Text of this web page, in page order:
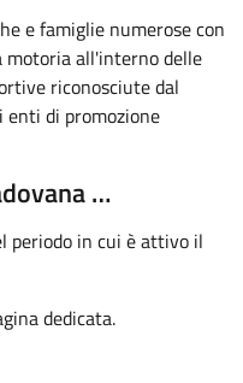
e famiglie numerose con
motoriaall'interno delle
riconosciute dal
enti di promozione
…
periodo in cui è attivo il
dedicata.